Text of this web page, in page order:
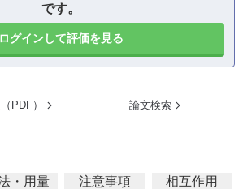
です。
ログインして評価を見る
PDF） 論文検索
・用量 注意事項
相互作用